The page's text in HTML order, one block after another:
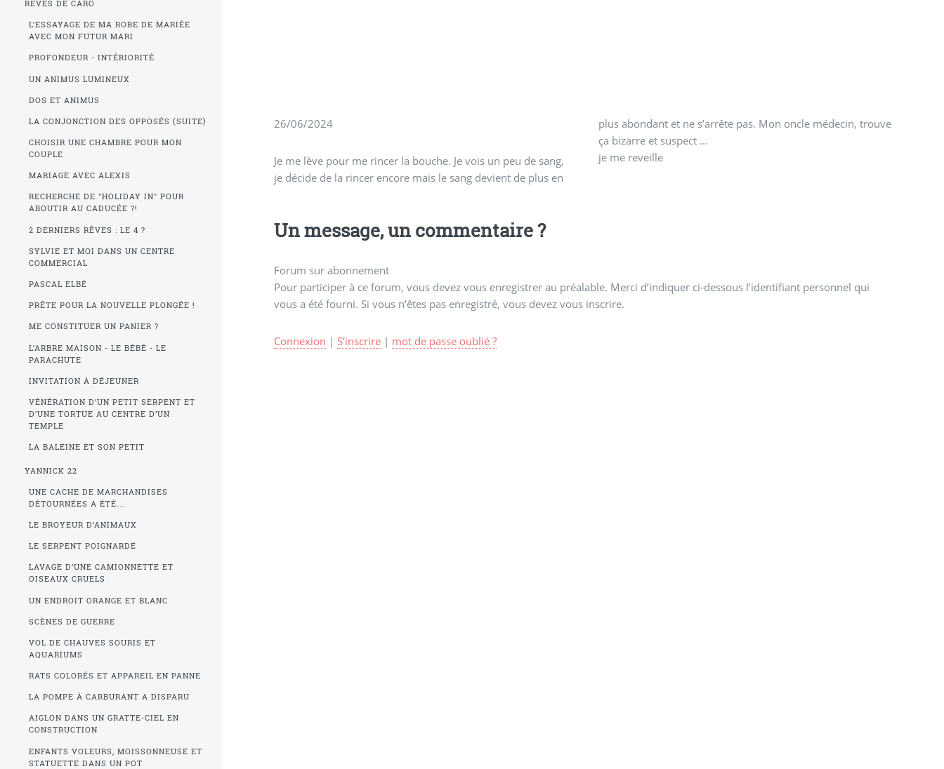
26/06/2024
Je me lève pour me rincer la bouche. Je vois un peu de sang,
je décide de la rincer encore mais le sang devient de plus en
plus abondant et ne s’arrête pas. Mon oncle médecin, trouve
ça bizarre et suspect ...
je me reveille
Un message, un commentaire ?
Forum sur abonnement
Pour participer à ce forum, vous devez vous enregistrer au préalable. Merci d’indiquer ci-dessous l’identifiant personnel qui
vous a été fourni. Si vous n’êtes pas enregistré, vous devez vous inscrire.
Connexion | S’inscrire| mot de passe oublié ?
RÊVES DE CARO
L’ESSAYAGE DE MA ROBE DE MARIÉE
AVEC MON FUTUR MARI
PROFONDEUR - INTÉRIORITÉ
UN ANIMUS LUMINEUX
DOS ET ANIMUS
LA CONJONCTION DES OPPOSÉS (SUITE)
CHOISIR UNE CHAMBRE POUR MON
COUPLE
MARIAGE AVEC ALEXIS
RECHERCHE DE "HOLIDAY IN" POUR
ABOUTIR AU CADUCÉE ?!
2 DERNIERS RÊVES : LE 4 ?
SYLVIE ET MOI DANS UN CENTRE
COMMERCIAL
PASCAL ELBÉ
PRÊTE POUR LA NOUVELLE PLONGÉE !
ME CONSTITUER UN PANIER ?
L’ARBRE MAISON - LE BÉBÉ - LE
PARACHUTE
INVITATION À DÉJEUNER
VÉNÉRATION D’UN PETIT SERPENT ET
D’UNE TORTUE AU CENTRE D’UN
TEMPLE
LA BALEINE ET SON PETIT
YANNICK 22
UNE CACHE DE MARCHANDISES
DÉTOURNÉES A ÉTÉ...
LE BROYEUR D’ANIMAUX
LE SERPENT POIGNARDÉ
LAVAGE D’UNE CAMIONNETTE ET
OISEAUX CRUELS
UN ENDROIT ORANGE ET BLANC
SCÈNES DE GUERRE
VOL DE CHAUVES SOURIS ET
AQUARIUMS
RATS COLORÉS ET APPAREIL EN PANNE
LA POMPE À CARBURANT A DISPARU
AIGLON DANS UN GRATTE-CIEL EN
CONSTRUCTION
ENFANTS VOLEURS, MOISSONNEUSE ET
STATUETTE DANS UN POT